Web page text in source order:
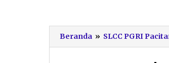
Beranda » SLCC PGRI